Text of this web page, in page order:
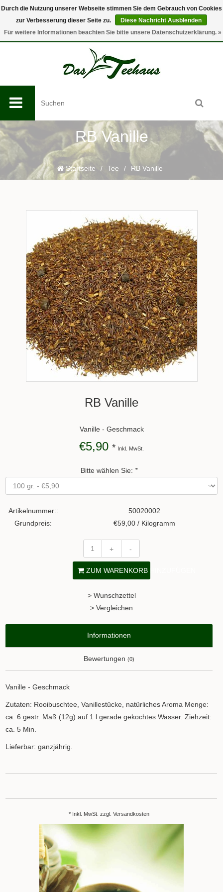
0
RB Vanille
Startseite / Tee / RB Vanille
RB Vanille
Vanille - Geschmack
€5,90 * Inkl. MwSt.
Bitte wählen Sie: *
Artikelnummer::
50020002
Grundpreis:
€59,00 / Kilogramm
+ -
ZUM WARENKORB HINZUFÜGEN
> Wunschzettel
> Vergleichen
Informationen
Bewertungen (0)
Vanille - Geschmack
Zutaten: Rooibuschtee, Vanillestücke, natürliches Aroma Menge:
ca. 6 gestr. Maß (12g) auf 1 l gerade gekochtes Wasser. Ziehzeit:
ca. 5 Min.
Lieferbar: ganzjährig.
* Inkl. MwSt. zzgl. Versandkosten
Durch die Nutzung unserer Webseite stimmen Sie dem Gebrauch von Cookies
zur Verbesserung dieser Seite zu.
Diese Nachricht Ausblenden
Für weitere Informationen beachten Sie bitte unsere Datenschutzerklärung. »